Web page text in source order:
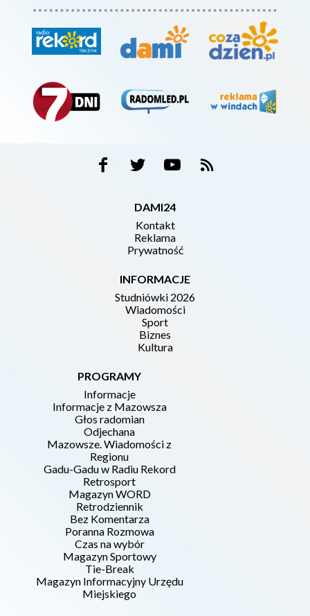
DAMI24
Kontakt
Reklama
Prywatność
INFORMACJE
Studniówki 2026
Wiadomości
Sport
Biznes
Kultura
PROGRAMY
Informacje
Informacje z Mazowsza
Głos radomian
Odjechana
Mazowsze. Wiadomości z
Regionu
Gadu-Gadu w Radiu Rekord
Retrosport
Magazyn WORD
Retrodziennik
Bez Komentarza
Poranna Rozmowa
Czas na wybór
Magazyn Sportowy
Tie-Break
Magazyn Informacyjny Urzędu
Miejskiego